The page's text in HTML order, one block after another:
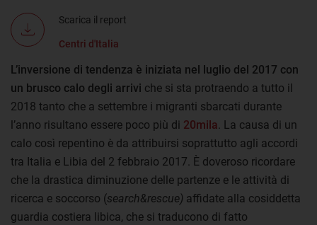
Scarica il report
Centri d'Italia
L’inversione di tendenza è iniziata nel luglio del 2017 con
un brusco calo degli arrivi che si sta protraendo a tutto il
2018 tanto che a settembre i migranti sbarcati durante
l’anno risultano essere poco più di 20mila. La causa di un
calo così repentino è da attribuirsi soprattutto agli accordi
tra Italia e Libia del 2 febbraio 2017. È doveroso ricordare
che la drastica diminuzione delle partenze e le attività di
ricerca e soccorso (search&rescue) affidate alla cosiddetta
guardia costiera libica, che si traducono di fatto